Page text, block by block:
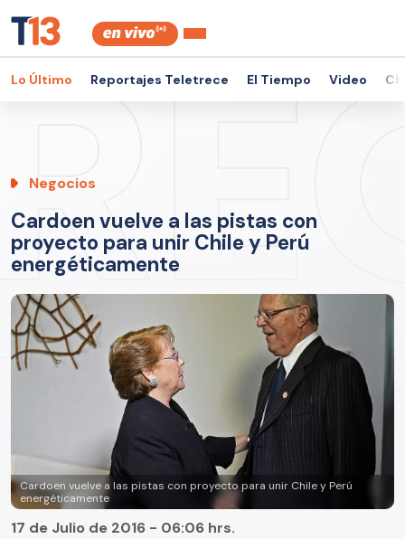
Lo Último Reportajes Teletrece El Tiempo Video
Negocios
Cardoen vuelve a las pistas con
proyecto para unir Chile y Perú
energéticamente
Cardoen vuelve a las pistas con proyecto para unir Chile y Perú
energéticamente
17 de Julio de 2016 - 06:06 hrs.